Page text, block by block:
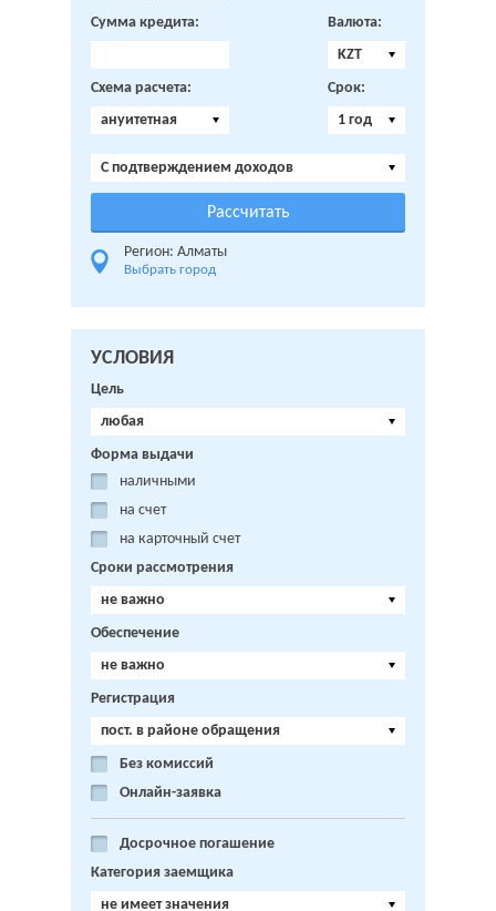
Сумма кредита:
Валюта:
KZT
Схема расчета:
ануитетная
Срок:
1 год
C подтверждением доходов
Регион: Алматы
Выбрать город
УСЛОВИЯ
Цель
любая
Форма выдачи
наличными
на счет
на карточный счет
Сроки рассмотрения
не важно
Обеспечение
не важно
Регистрация
пост. в районе обращения
Без комиссий
Онлайн-заявка
Досрочное погашение
Категория заемщика
не имеет значения